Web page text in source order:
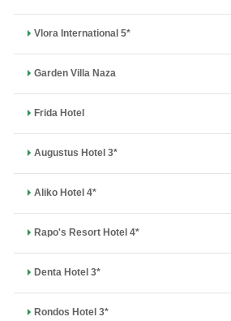
Vlora International 5*
Garden Villa Naza
Frida Hotel
Augustus Hotel 3*
Aliko Hotel 4*
Rapo's Resort Hotel 4*
Denta Hotel 3*
Rondos Hotel 3*